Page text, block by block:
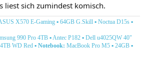
liest sich zumindest komisch.
X570 E-Gaming ▪ 64GB G.Skill ▪ Noctua D15s ▪
990 Pro 4TB ▪ Antec P182 ▪ Dell u4025QW 40"
WD Red ▪ Notebook: MacBook Pro M5 ▪ 24GB ▪